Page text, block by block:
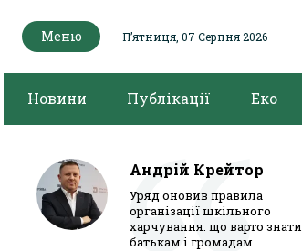
Меню Пʼятниця, 07 Серпня 2026
Новини Публікації Еко
Андрій Крейтор
Уряд оновив правила
організації шкільного
харчування: що варто знати
батькам і громадам